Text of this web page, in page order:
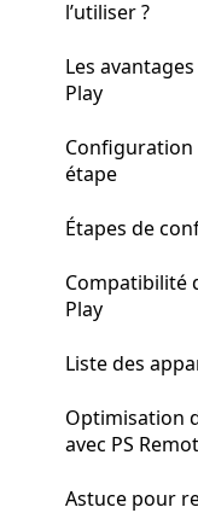
l’utiliser ?
Les
Play
Configuration
étape
Étapes de
Compatibilité
Play
Liste des
Optimisation
avec PS
Astuce pour